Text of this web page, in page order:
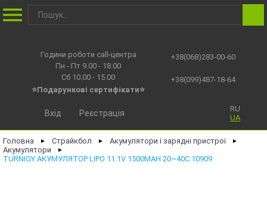
Години роботи call-центра
Пн - Пт 9.00 - 18.00
Сб 10.00 - 15.00
⭐Подарункові сертифікати⭐
+38(068)283-00-60
+38(099)487-18-64
RU
UA
Вхід Реєстрація
Головна ► Страйкбол ► Акумулятори і зарядні пристрої ►
Акумулятори ►
TURNIGY АКУМУЛЯТОР LIPO 11.1V 1500MAH 20~40C 10909